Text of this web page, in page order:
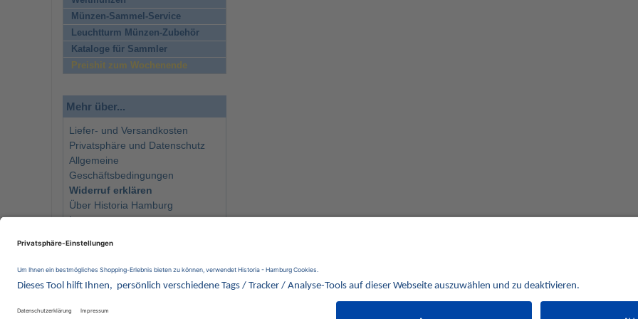
Münzen-Sammel-Service
Leuchtturm Münzen-Zubehör
Kataloge für Sammler
Preishit zum Wochenende
Mehr über...
Liefer- und Versandkosten
Privatsphäre und Datenschutz
Allgemeine
Geschäftsbedingungen
Widerruf erklären
Über Historia Hamburg
Impressum
Newsletter
Wir behalten uns vor, für ausgewählte Münzen die Differenzbesteuerung gemäß § 25a UStG